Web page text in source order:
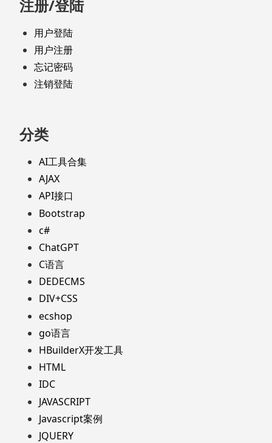
注册/登陆
用户登陆
用户注册
忘记密码
注销登陆
分类
AI工具合集
AJAX
API接口
Bootstrap
c#
ChatGPT
C语言
DEDECMS
DIV+CSS
ecshop
go语言
HBuilderX开发工具
HTML
IDC
JAVASCRIPT
Javascript案例
JQUERY